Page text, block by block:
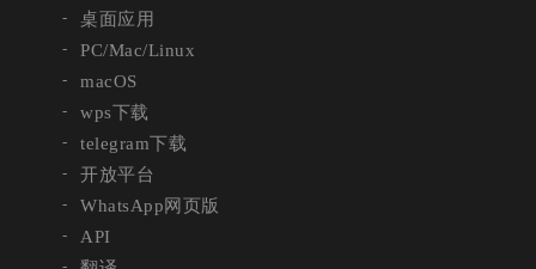
桌面应用
PC/Mac/Linux
macOS
wps下载
telegram下载
开放平台
WhatsApp网页版
API